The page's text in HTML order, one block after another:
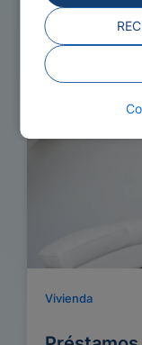
Préstamos
Vivienda